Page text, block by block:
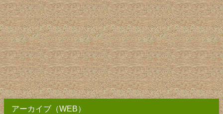
アーカイブ（WEB）